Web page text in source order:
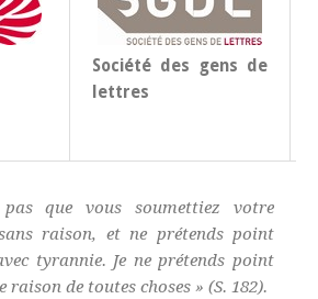
Société des gens de
lettres
pas que vous soumettiez votre
raison, et ne prétends point
tyrannie. Je ne prétends point
raison de toutes choses » (S. 182).